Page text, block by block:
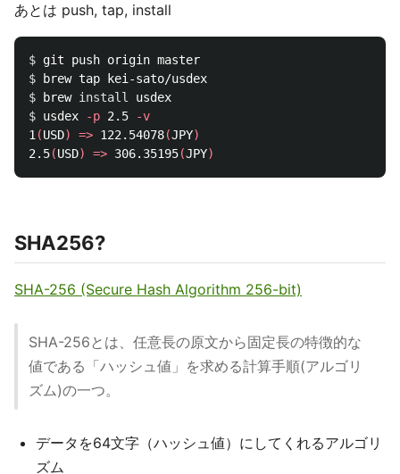
あとは push, tap, install
$
$
$
brew install
$ usdex -p 2.5
-v
1 (USD) => 122.54078(JPY)
2.5(USD) => 306.35195(JPY)
SHA256?
SHA-256 (Secure Hash Algorithm 256-bit)
SHA-256とは、任意長の原文から固定長の特徴的な
値である「ハッシュ値」を求める計算手順(アルゴリ
ズム)の一つ。
データを64文字（ハッシュ値）にしてくれるアルゴリ
ズム